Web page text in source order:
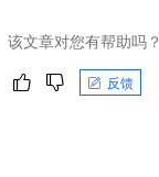
该文章对您有帮助吗？
反馈